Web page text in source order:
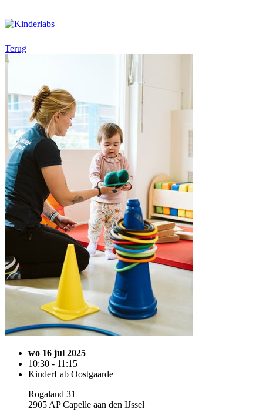
Terug
wo 16 jul 2025
10:30 - 11:15
KinderLab Oostgaarde
Rogaland 31
2905 AP Capelle aan den IJssel